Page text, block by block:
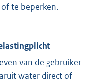
te beperken.
van de gebruiker
water direct of